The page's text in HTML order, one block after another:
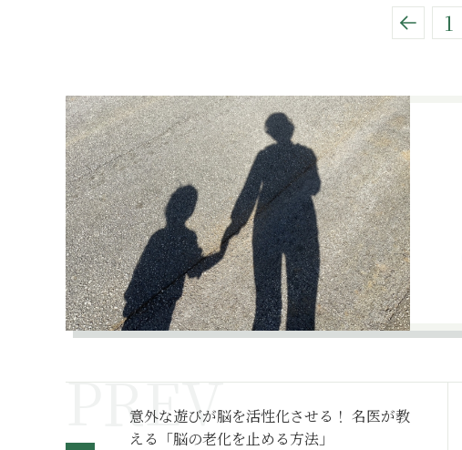
1
意外な遊びが脳を活性化させる！ 名医が教
える「脳の老化を止める方法」